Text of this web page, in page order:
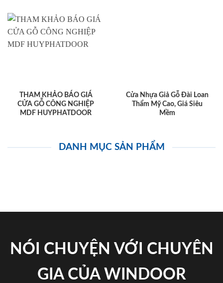
THAM KHẢO BÁO GIÁ
CỬA GỖ CÔNG NGHIỆP
MDF HUYPHATDOOR
Cửa Nhựa Giả Gỗ Đài Loan
Thẩm Mỹ Cao, Giá Siêu
Mềm
DANH MỤC SẢN PHẨM
NÓI CHUYỆN VỚI CHUYÊN
GIA CỦA WINDOOR